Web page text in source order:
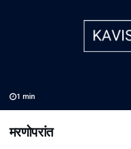
1 min
मरणोपरांत